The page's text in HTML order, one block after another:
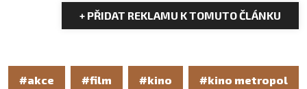
+ PŘIDAT REKLAMU K TOMUTO ČLÁNKU
#akce #film #kino #kino metropol